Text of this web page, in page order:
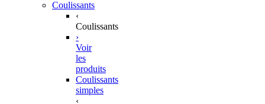
Coulissants
‹
Coulissants
›
Voir
les
produits
Coulissants
simples
‹